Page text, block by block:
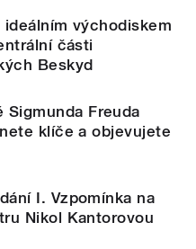
ideálním východiskem
části
Beskyd
Sigmunda Freuda
klíče a objevujete
I. Vzpomínka na
Nikol Kantorovou